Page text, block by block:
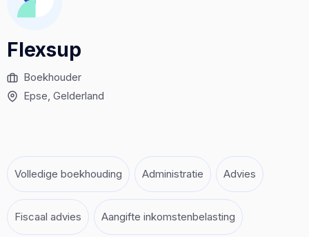
Flexsup
Boekhouder
Epse, Gelderland
Volledige boekhouding Administratie Advies
Fiscaal advies Aangifte inkomstenbelasting